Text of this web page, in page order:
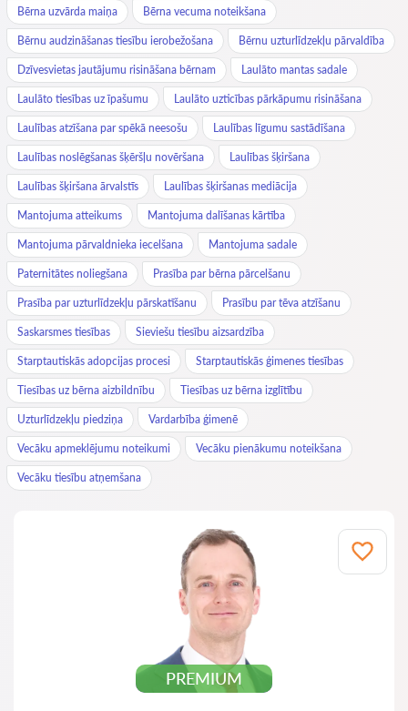
Bērna uzvārda maiņa Bērna vecuma noteikšana
Bērnu audzināšanas tiesību ierobežošana Bērnu uzturlīdzekļu pārvaldība
Dzīvesvietas jautājumu risināšana bērnam Laulāto mantas sadale
Laulāto tiesības uz īpašumu Laulāto uzticības pārkāpumu risināšana
Laulības atzīšana par spēkā neesošu Laulības līgumu sastādīšana
Laulības noslēgšanas šķēršļu novēršana Laulības šķiršana
Laulības šķiršana ārvalstīs Laulības šķiršanas mediācija
Mantojuma atteikums Mantojuma dalīšanas kārtība
Mantojuma pārvaldnieka iecelšana Mantojuma sadale
Paternitātes noliegšana Prasība par bērna pārcelšanu
Prasība par uzturlīdzekļu pārskatīšanu Prasību par tēva atzīšanu
Saskarsmes tiesības Sieviešu tiesību aizsardzība
Starptautiskās adopcijas procesi Starptautiskās ģimenes tiesības
Tiesības uz bērna aizbildnību Tiesības uz bērna izglītību
Uzturlīdzekļu piedziņa Vardarbība ģimenē
Vecāku apmeklējumu noteikumi Vecāku pienākumu noteikšana
Vecāku tiesību atņemšana
PREMIUM